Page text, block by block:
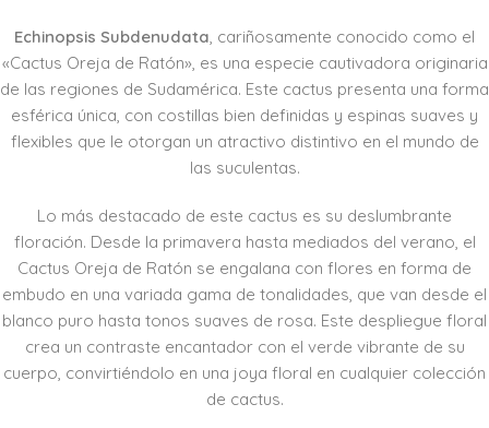
Echinopsis Subdenudata , cariñosamente conocido como el
«Cactus Oreja de Ratón», es una especie cautivadora originaria
de las regiones de Sudamérica. Este cactus presenta una forma
esférica única, con costillas bien definidas y espinas suaves y
flexibles que le otorgan un atractivo distintivo en el mundo de
las suculentas.
Lo más destacado de este cactus es su deslumbrante
floración. Desde la primavera hasta mediados del verano, el
Cactus Oreja de Ratón se engalana con flores en forma de
embudo en una variada gama de tonalidades, que van desde el
blanco puro hasta tonos suaves de rosa. Este despliegue floral
crea un contraste encantador con el verde vibrante de su
cuerpo, convirtiéndolo en una joya floral en cualquier colección
de cactus.